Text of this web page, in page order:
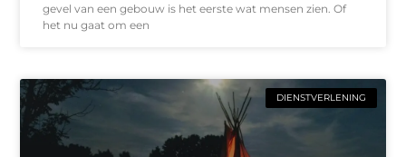
gevel van een gebouw is het eerste wat mensen zien. Of
het nu gaat om een
DIENSTVERLENING